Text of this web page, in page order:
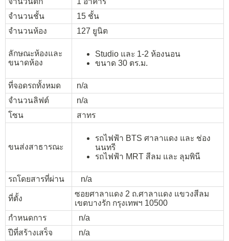
จำนวนชั้น
15 ชั้น
จำนวนห้อง
127 ยูนิต
ลักษณะห้องและ
ขนาดห้อง
Studio และ 1-2 ห้องนอน
ขนาด 30 ตร.ม.
ที่จอดรถทั้งหมด
n/a
จำนวนลิฟต์
n/a
โซน
สาทร
ขนส่งสาธารณะ
รถไฟฟ้า BTS ศาลาแดง และ ช่อง
นนทรี
รถไฟฟ้า MRT สีลม และ ลุมพินี
รถโดยสารที่ผ่าน n/a
ที่ตั้ง
ซอยศาลาแดง 2 ถ.ศาลาแดง แขวงสีลม
เขตบางรัก กรุงเทพฯ 10500
กำหนดการ
n/a
ปีที่สร้างเสร็จ
n/a